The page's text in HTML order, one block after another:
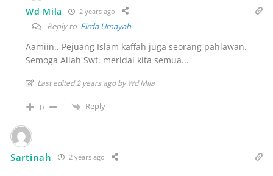
Wd Mila 2 years ago
Reply to Firda Umayah
Aamiin.. Pejuang Islam kaffah juga seorang pahlawan.
Semoga Allah Swt. meridai kita semua...
Last edited 2 years ago by Wd Mila
0 Reply
Sartinah 2 years ago